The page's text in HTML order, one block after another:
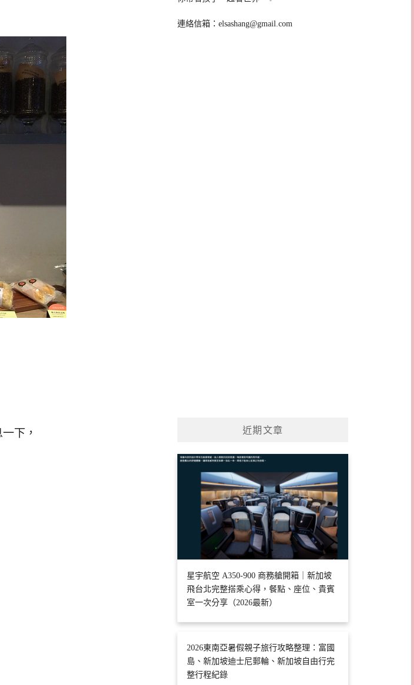
下，
連絡信箱：elsashang@gmail.com
近期文章
星宇航空 A350-900 商務艙開箱｜新加坡
飛台北完整搭乘心得，餐點、座位、貴賓
室一次分享（2026最新）
2026東南亞暑假親子旅行攻略整理：富國
島、新加坡迪士尼郵輪、新加坡自由行完
整行程紀錄